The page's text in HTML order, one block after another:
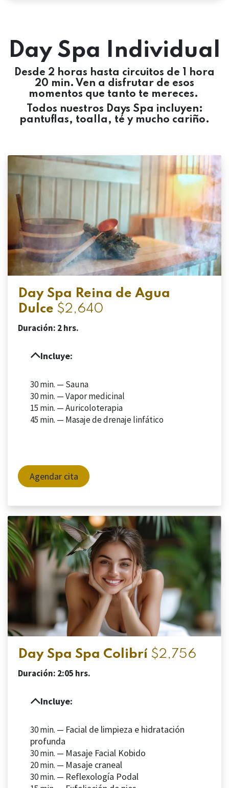
Day Spa Individual
Desde 2 horas hasta circuitos de 1 hora
20 min. Ven a disfrutar de esos
momentos que tanto te mereces.
Todos nuestros Days Spa incluyen:
pantuflas, toalla, té y mucho cariño.
Day Spa Reina de Agua
Dulce $2,640
Duración: 2 hrs.
Incluye:
30 min. — Sauna
30 min. —Vapor medicinal
15 min. —Auricoloterapia
45 min. — Masaje de drenaje linfático
Agendar cita
Day Spa Spa Colibrí $2,756
Duración: 2:05 hrs.
Incluye:
30 min. — Facial de limpieza e hidratación
profunda
30 min. — Masaje Facial Kobido
20 min. — Masaje craneal
30 min. — Reflexología Podal